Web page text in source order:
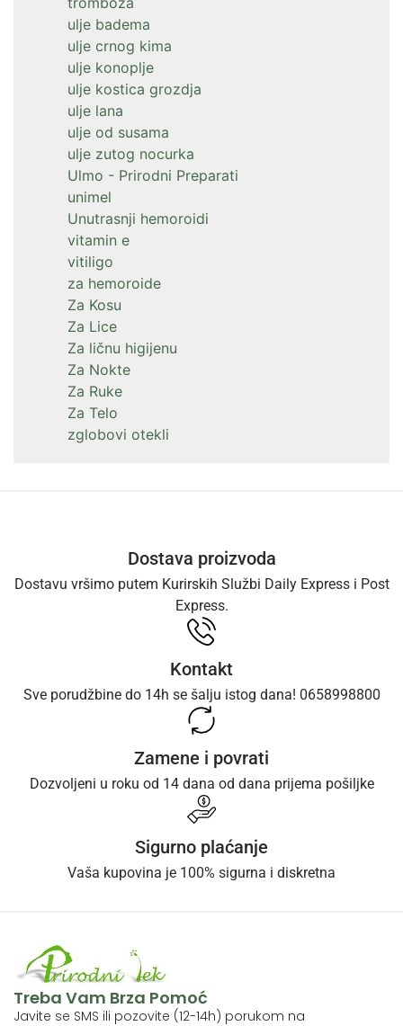
ulje badema
ulje crnog kima
ulje konoplje
ulje kostica grozdja
ulje lana
ulje od susama
ulje zutog nocurka
Ulmo - Prirodni Preparati
unimel
Unutrasnji hemoroidi
vitamin e
vitiligo
za hemoroide
Za Kosu
Za Lice
Za ličnu higijenu
Za Nokte
Za Ruke
Za Telo
zglobovi otekli
Dostava proizvoda
Dostavu vršimo putem Kurirskih Službi Daily Express i Post
Express.
Kontakt
Sve porudžbine do 14h se šalju istog dana! 0658998800
Zamene i povrati
Dozvoljeni u roku od 14 dana od dana prijema pošiljke
Sigurno plaćanje
Vaša kupovina je 100% sigurna i diskretna
Treba Vam Brza Pomoć
Javite se SMS ili pozovite (12-14h) porukom na